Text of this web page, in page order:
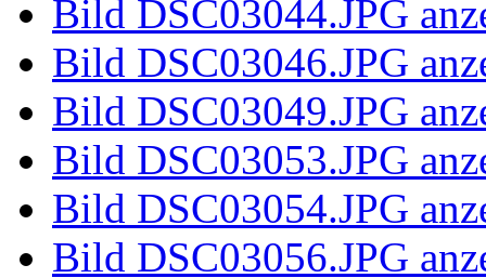
Bild DSC02961.JPG
Bild DSC02966.JPG
Bild DSC02967.JPG
Bild DSC02968.JPG
Bild DSC02969.JPG
Bild DSC02972.JPG